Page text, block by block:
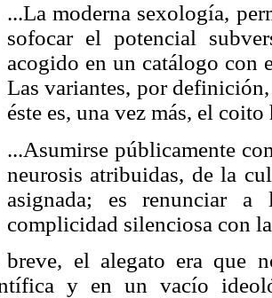
...La moderna sexología,
sofocar el potencial
acogido en un catálogo con
Las variantes, por
éste es, una vez más, el
...Asumirse públicamente
neurosis atribuidas, de la
asignada; es renunciar
complicidad silenciosa con
el alegato era que
y en un vacío